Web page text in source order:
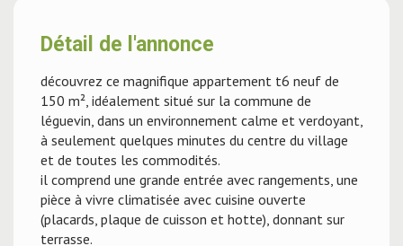
Détail de l'annonce
découvrez ce magnifique appartement t6 neuf de
150 m², idéalement situé sur la commune de
léguevin, dans un environnement calme et verdoyant,
à seulement quelques minutes du centre du village
et de toutes les commodités.
il comprend une grande entrée avec rangements, une
pièce à vivre climatisée avec cuisine ouverte
(placards, plaque de cuisson et hotte), donnant sur
terrasse.